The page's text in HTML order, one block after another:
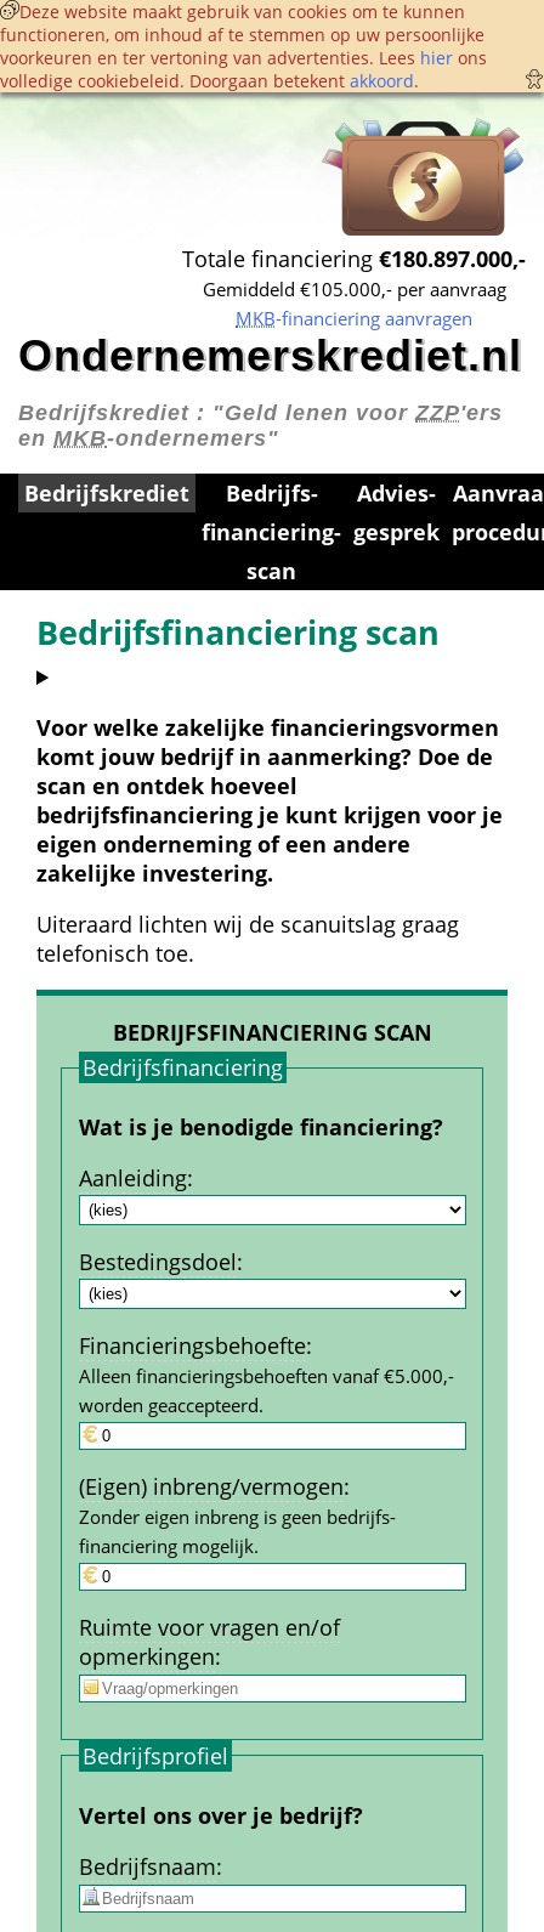
Deze website maakt gebruik van cookies om te kunnen
functioneren, om inhoud af te stemmen op uw persoonlijke
voorkeuren en ter vertoning van advertenties. Lees hier ons
volledige cookie­beleid. Doorgaan betekent akkoord.
Totale financiering €180.897.000,-
Gemiddeld €105.000,- per aanvraag
MKB-financiering aanvragen
Ondernemerskrediet.nl
Bedrijfskrediet : "Geld lenen voor ZZP'ers
en MKB-ondernemers"
Bedrijfskrediet
Bedrijfs­
financiering­
scan
Advies­
gesprek
Bedrijfsfinanciering scan
Voor welke zakelijke financieringsvormen
komt jouw bedrijf in aanmerking? Doe de
scan en ontdek hoeveel
bedrijfsfinanciering je kunt krijgen voor je
eigen onderneming of een andere
zakelijke investering.
Uiteraard lichten wij de scanuitslag graag
telefonisch toe.
BEDRIJFSFINANCIERING SCAN
Bedrijfs­financiering
Wat is je benodigde financiering?
Aanleiding:
Bestedings­doel:
Financierings­behoefte:
Alleen financieringsbehoeften vanaf €5.000,-
worden geaccepteerd.
(Eigen) inbreng/vermogen:
Zonder eigen inbreng is geen bedrijfs­
financiering mogelijk.
Ruimte voor vragen en/of
opmerkingen:
Bedrijfs­profiel
Vertel ons over je bedrijf?
Bedrijfs­naam: